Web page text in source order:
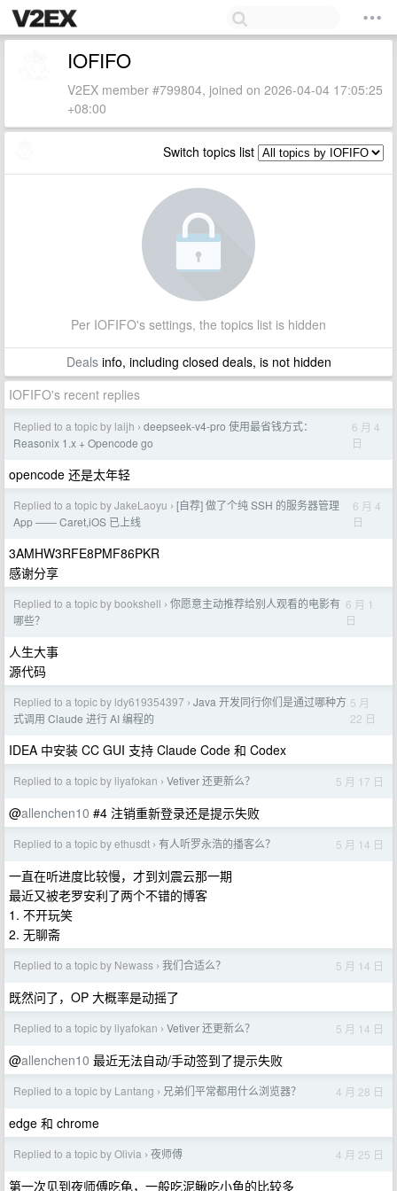
IOFIFO
V2EX member #799804, joined on 2026-04-04 17:05:25
+08:00
Switch topics list
Per IOFIFO's settings, the topics list is hidden
Dealsinfo, including closed deals, is not hidden
IOFIFO's recent replies
Replied to a topic by laijh › deepseek-v4-pro 使用最省钱方式：
Reasonix 1.x + Opencode go
6 月 4
日
opencode 还是太年轻
Replied to a topic by JakeLaoyu › [自荐] 做了个纯 SSH 的服务器管理
App —— Caret,iOS 已上线
6 月 4
日
3AMHW3RFE8PMF86PKR
感谢分享
Replied to a topic by bookshell › 你愿意主动推荐给别人观看的电影有
哪些？
6 月 1
日
人生大事
源代码
Replied to a topic by ldy619354397 › Java 开发同行你们是通过哪种方
式调用 Claude 进行 AI 编程的
5 月
22 日
IDEA 中安装 CC GUI 支持 Claude Code 和 Codex
Replied to a topic by liyafokan › Vetiver 还更新么？ 5 月 17 日
@allenchen10 #4 注销重新登录还是提示失败
Replied to a topic by ethusdt › 有人听罗永浩的播客么？ 5 月 14 日
一直在听进度比较慢，才到刘震云那一期
最近又被老罗安利了两个不错的博客
1. 不开玩笑
2. 无聊斋
Replied to a topic by Newass › 我们合适么？ 5 月 14 日
既然问了，OP 大概率是动摇了
Replied to a topic by liyafokan › Vetiver 还更新么？ 5 月 14 日
@allenchen10 最近无法自动/手动签到了提示失败
Replied to a topic by Lantang › 兄弟们平常都用什么浏览器？ 4 月 28 日
edge 和 chrome
Replied to a topic by Olivia › 夜师傅 4 月 25 日
第一次见到夜师傅吃龟，一般吃泥鳅吃小鱼的比较多